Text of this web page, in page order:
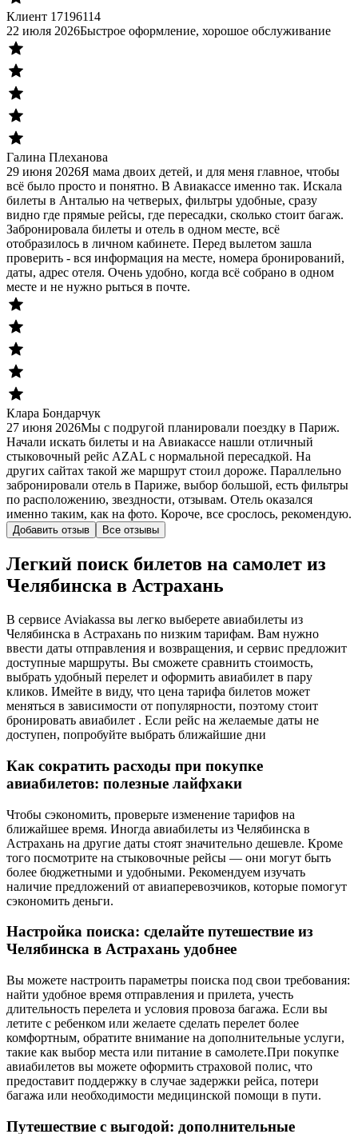
Клиент 17196114
22 июля 2026Быстрое оформление, хорошое обслуживание
Галина Плеханова
29 июня 2026Я мама двоих детей, и для меня главное, чтобы
всё было просто и понятно. В Авиакассе именно так. Искала
билеты в Анталью на четверых, фильтры удобные, сразу
видно где прямые рейсы, где пересадки, сколько стоит багаж.
Забронировала билеты и отель в одном месте, всё
отобразилось в личном кабинете. Перед вылетом зашла
проверить - вся информация на месте, номера бронирований,
даты, адрес отеля. Очень удобно, когда всё собрано в одном
месте и не нужно рыться в почте.
Клара Бондарчук
27 июня 2026Мы с подругой планировали поездку в Париж.
Начали искать билеты и на Авиакассе нашли отличный
стыковочный рейс AZAL с нормальной пересадкой. На
других сайтах такой же маршрут стоил дороже. Параллельно
забронировали отель в Париже, выбор большой, есть фильтры
по расположению, звездности, отзывам. Отель оказался
именно таким, как на фото. Короче, все срослось, рекомендую.
Добавить отзыв Все отзывы
Легкий поиск билетов на самолет из
Челябинска в Астрахань
В сервисе Aviakassa вы легко выберете авиабилеты из
Челябинска в Астрахань по низким тарифам. Вам нужно
ввести даты отправления и возвращения, и сервис предложит
доступные маршруты. Вы сможете сравнить стоимость,
выбрать удобный перелет и оформить авиабилет в пару
кликов. Имейте в виду, что цена тарифа билетов может
меняться в зависимости от популярности, поэтому стоит
бронировать авиабилет . Если рейс на желаемые даты не
доступен, попробуйте выбрать ближайшие дни
Как сократить расходы при покупке
авиабилетов: полезные лайфхаки
Чтобы сэкономить, проверьте изменение тарифов на
ближайшее время. Иногда авиабилеты из Челябинска в
Астрахань на другие даты стоят значительно дешевле. Кроме
того посмотрите на стыковочные рейсы — они могут быть
более бюджетными и удобными. Рекомендуем изучать
наличие предложений от авиаперевозчиков, которые помогут
сэкономить деньги.
Настройка поиска: сделайте путешествие из
Челябинска в Астрахань удобнее
Вы можете настроить параметры поиска под свои требования:
найти удобное время отправления и прилета, учесть
длительность перелета и условия провоза багажа. Если вы
летите с ребенком или желаете сделать перелет более
комфортным, обратите внимание на дополнительные услуги,
такие как выбор места или питание в самолете.При покупке
авиабилетов вы можете оформить страховой полис, что
предоставит поддержку в случае задержки рейса, потери
багажа или необходимости медицинской помощи в пути.
Путешествие с выгодой: дополнительные